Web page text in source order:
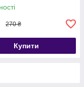
270 ₴
Купити